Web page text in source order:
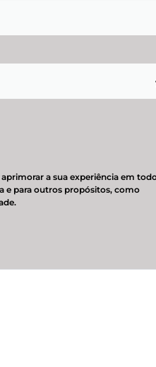
a sua experiência em
e para outros propósitos, como
.